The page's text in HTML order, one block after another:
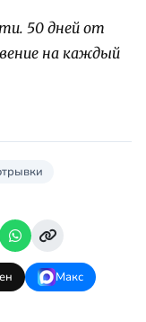
50 дней от
на каждый
Макс